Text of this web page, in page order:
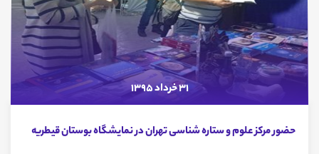
31 خرداد 1395
حضور مرکز علوم و ستاره شناسی تهران در نمایشگاه بوستان قیطریه